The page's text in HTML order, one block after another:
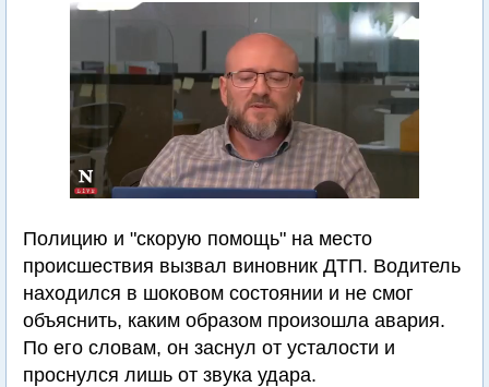
Полицию и "скорую помощь" на место
происшествия вызвал виновник ДТП. Водитель
находился в шоковом состоянии и не смог
объяснить, каким образом произошла авария.
По его словам, он заснул от усталости и
проснулся лишь от звука удара.